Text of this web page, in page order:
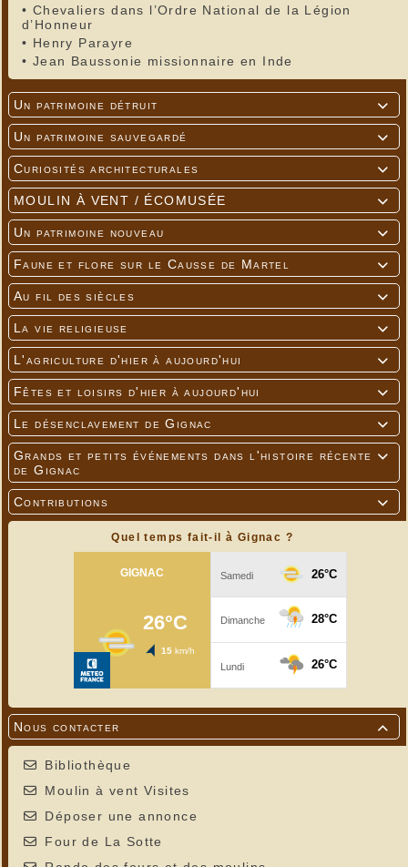
• Chevaliers dans l’Ordre National de la Légion
d’Honneur
• Henry Parayre
• Jean Baussonie missionnaire en Inde

Un patrimoine détruit

Un patrimoine sauvegardé

Curiosités architecturales

MOULIN À VENT / ÉCOMUSÉE

Un patrimoine nouveau

Faune et flore sur le Causse de Martel

Au fil des siècles

La vie religieuse

L'agriculture d'hier à aujourd'hui

Fêtes et loisirs d'hier à aujourd'hui

Le désenclavement de Gignac

Grands et petits événements dans l'histoire récente
de Gignac

Contributions
Quel temps fait-il à Gignac ?

Nous contacter
Bibliothèque
Moulin à vent Visites
Déposer une annonce
Four de La Sotte